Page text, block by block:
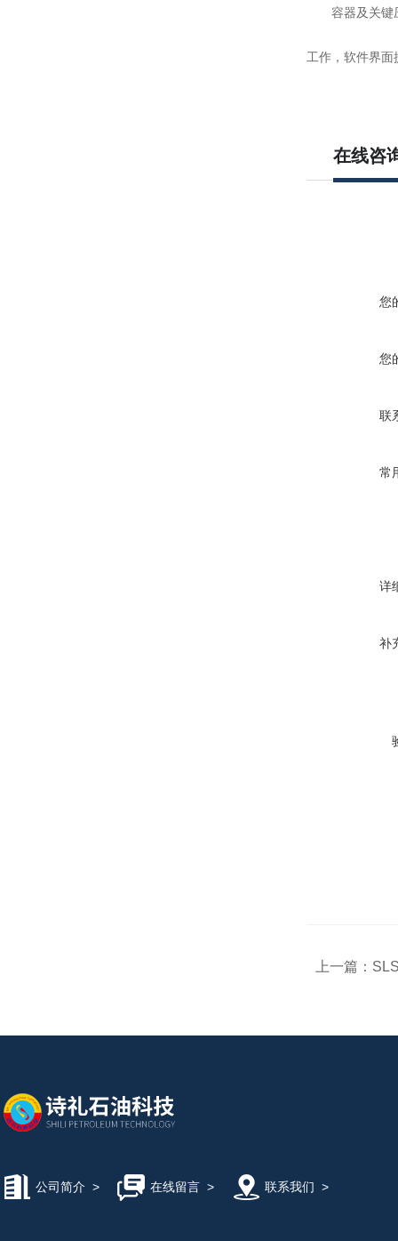
容器及关键
工作，软件界面
在线咨
您
您
联
常
详
补
上一篇：
公司简介 > 在线留言> 联系我们 >